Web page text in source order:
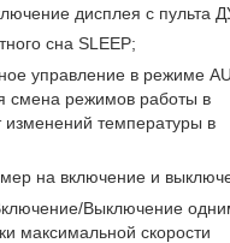
дисплея с пульта
сна SLЕЕР;
управление в режиме
смена режимов работы в
изменений температуры в
на включение и
Выключение
максимальной скорости